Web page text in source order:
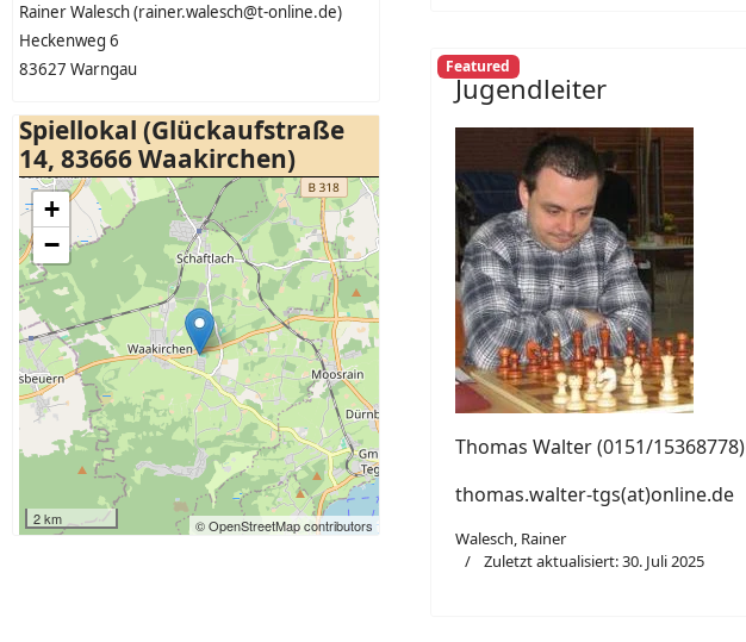
Rainer Walesch (rainer.walesch@t-online.de)
Heckenweg 6
83627 Warngau
Spiellokal (Glückaufstraße
14, 83666 Waakirchen)
+
−
2 km © OpenStreetMap contributors
Featured
Jugendleiter
Thomas Walter (0151/15368778)
thomas.walter-tgs(at)online.de
Walesch, Rainer
Zuletzt aktualisiert: 30. Juli 2025